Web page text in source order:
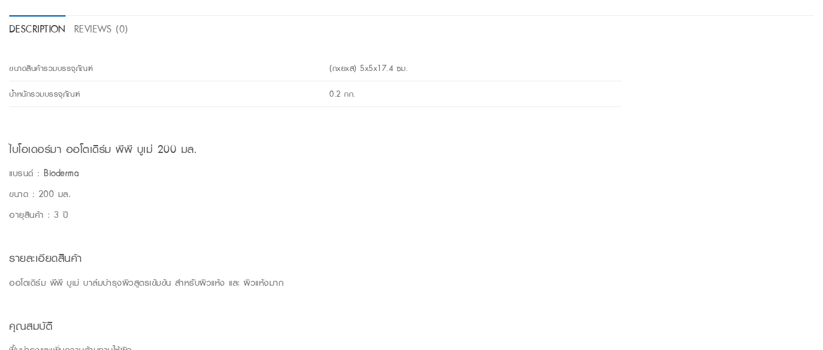
DESCRIPTION REVIEWS (0)
ขนาดสินค้ารวมบรรจุภัณฑ์
(กxยxส) 5x5x17.4 ซม.
น้ำหนักรวมบรรจุภัณฑ์
0.2 กก.
ไบโอเดอร์มา ออโตเดิร์ม พีพี บูเม่ 200 มล.
แบรนด์ : Bioderma
ขนาด : 200 มล.
อายุสินค้า : 3 ปี
รายละเอียดสินค้า
ออโตเดิร์ม พีพี บูเม่ บาล์มบำรุงผิวสูตรเข้มข้น สำหรับผิวแห้ง และ ผิวแห้งมาก
คุณสมบัติ